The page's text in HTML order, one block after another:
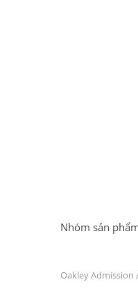
Nhóm sản
Oakley Admission